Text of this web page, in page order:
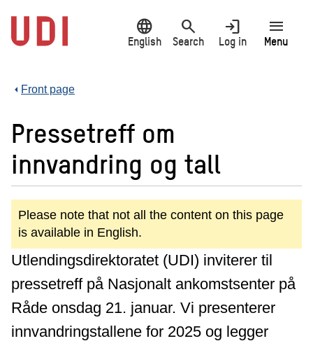
main
content
language
English
search
Search
login
Log in
menu
Menu
Front page
Pressetreff om
innvandring og tall
Please note that not all the content on this page
is available in English.
Utlendingsdirektoratet (UDI) inviterer til
pressetreff på Nasjonalt ankomstsenter på
Råde onsdag 21. januar. Vi presenterer
innvandringstallene for 2025 og legger